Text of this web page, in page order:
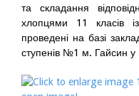
та складання
хлопцями 11 класів
проведені на базі
ступенів №1 м. Гайсин у